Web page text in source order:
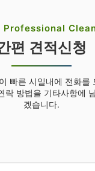
Professional
편 견적신청
빠른 시일내에 전화를
락 방법을 기타사항에
겠습니다.